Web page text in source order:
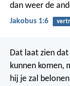
dan weer de
Jakobus 1:6
Dat laat zien
kunnen komen,
hij je zal